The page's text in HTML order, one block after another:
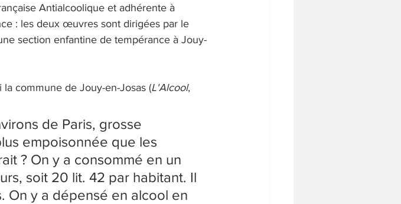
Antialcoolique et adhérente à
: les deux œuvres sont dirigées par le
section enfantine de tempérance à Jouy-
commune de Jouy-en-Josas (L'Alcool,
de Paris, grosse
empoisonnée que les
? On y a consommé en un
soit 20 lit. 42 par habitant. Il
On y a dépensé en alcool en